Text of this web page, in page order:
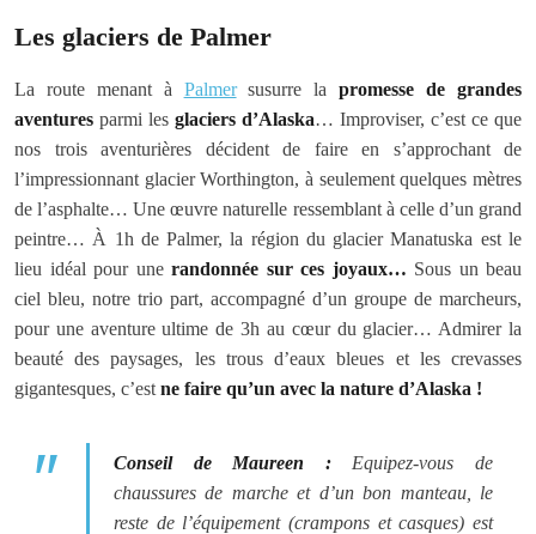
Les glaciers de Palmer
La route menant à Palmersusurre la promesse de grandes
aventures parmi les glaciers d’Alaska… Improviser, c’est ce que
nos trois aventurières décident de faire en s’approchant de
l’impressionnant glacier Worthington, à seulement quelques mètres
de l’asphalte… Une œuvre naturelle ressemblant à celle d’un grand
peintre… À 1h de Palmer, la région du glacier Manatuska est le
lieu idéal pour une randonnée sur ces joyaux… Sous un beau
ciel bleu, notre trio part, accompagné d’un groupe de marcheurs,
pour une aventure ultime de 3h au cœur du glacier… Admirer la
beauté des paysages, les trous d’eaux bleues et les crevasses
gigantesques, c’est ne faire qu’un avec la nature d’Alaska !
Conseil de Maureen :Equipez-vous de
chaussures de marche et d’un bon manteau, le
reste de l’équipement (crampons et casques) est